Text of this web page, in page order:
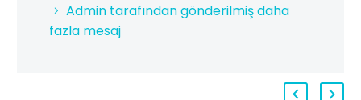
Admin tarafından gönderilmiş daha
fazla mesaj